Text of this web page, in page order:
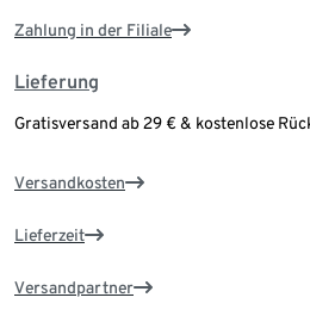
Zahlung in der Filiale
Lieferung
Gratisversand ab 29 € & kostenlose
Versandkosten
Lieferzeit
Versandpartner